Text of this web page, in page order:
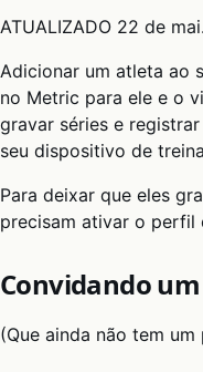
ATUALIZADO 22 de
Adicionar um atleta ao
no Metric para ele e o
gravar séries e
seu dispositivo de
Para deixar que eles
precisam ativar o perfil
Convidando
(Que ainda não tem